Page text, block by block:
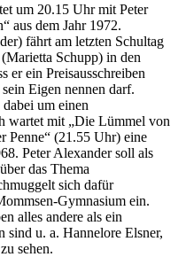
um 20.15 Uhr mit Peter
aus dem Jahr 1972.
fährt am letzten Schultag
Schupp) in den
er ein Preisausschreiben
Eigen nennen darf.
um einen
wartet mit „Die Lümmel von
Penne“ (21.55 Uhr) eine
Peter Alexander soll als
das Thema
sich dafür
Gymnasium ein.
alles andere als ein
sind u. a. Hannelore Elsner,
sehen.